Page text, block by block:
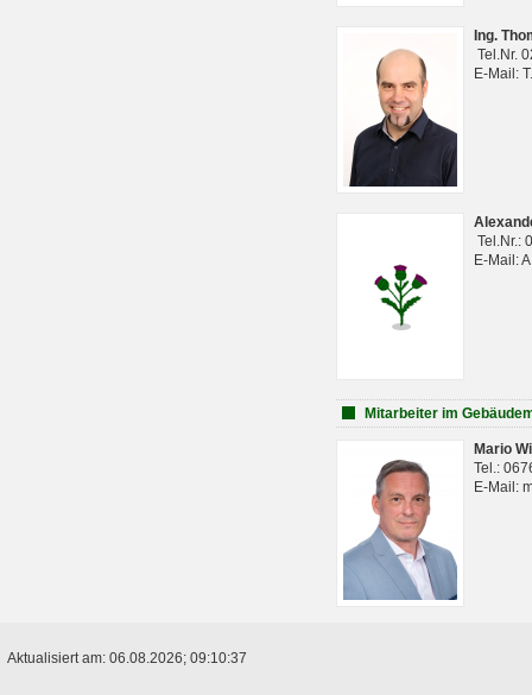
Ing.
Tel.Nr.
E-Mail:
Tel.Nr.:
E-Mail:
Mitarbeiter im
Mario
Tel.:
E-Mail:
Aktualisiert am: 06.08.2026; 09:10:37